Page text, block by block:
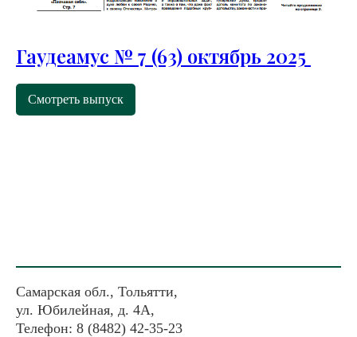
Гаудеамус № 7 (63) октябрь 2025
Смотреть выпуск
Самарская обл., Тольятти,
ул. Юбилейная, д. 4А,
Телефон: 8 (8482) 42-35-23